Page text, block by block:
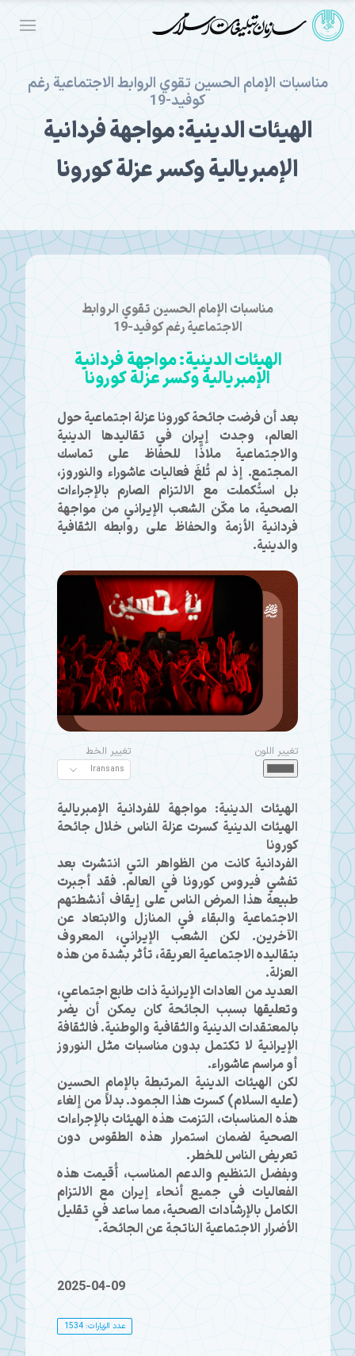
مناسبات الإمام الحسين تقوي الروابط الاجتماعية رغم
كوفيد-19
الهيئات الدينية: مواجهة فردانية
الإمبريالية وكسر عزلة كورونا
مناسبات الإمام الحسين تقوي الروابط
الاجتماعية رغم كوفيد-19
الهيئات الدينية: مواجهة فردانية
الإمبريالية وكسر عزلة كورونا
بعد أن فرضت جائحة كورونا عزلة اجتماعية حول
العالم، وجدت إيران في تقاليدها الدينية
والاجتماعية ملاذًا للحفاظ على تماسك
المجتمع. إذ لم تُلغَ فعاليات عاشوراء والنوروز،
بل استُكملت مع الالتزام الصارم بالإجراءات
الصحية، ما مكّن الشعب الإيراني من مواجهة
فردانية الأزمة والحفاظ على روابطه الثقافية
والدينية.
تغيير اللون تغيير الخط
الهيئات الدينية: مواجهة للفردانية الإمبريالية
الهيئات الدينية كسرت عزلة الناس خلال جائحة
كورونا
الفردانية كانت من الظواهر التي انتشرت بعد
تفشي فيروس كورونا في العالم. فقد أجبرت
طبيعة هذا المرض الناس على إيقاف أنشطتهم
الاجتماعية والبقاء في المنازل والابتعاد عن
الآخرين. لكن الشعب الإيراني، المعروف
بتقاليده الاجتماعية العريقة، تأثر بشدة من هذه
العزلة.
العديد من العادات الإيرانية ذات طابع اجتماعي،
وتعليقها بسبب الجائحة كان يمكن أن يضر
بالمعتقدات الدينية والثقافية والوطنية. فالثقافة
الإيرانية لا تكتمل بدون مناسبات مثل النوروز
أو مراسم عاشوراء.
لكن الهيئات الدينية المرتبطة بالإمام الحسين
(عليه السلام) كسرت هذا الجمود. بدلاً من إلغاء
هذه المناسبات، التزمت هذه الهيئات بالإجراءات
الصحية لضمان استمرار هذه الطقوس دون
تعريض الناس للخطر.
وبفضل التنظيم والدعم المناسب، أُقيمت هذه
الفعاليات في جميع أنحاء إيران مع الالتزام
الكامل بالإرشادات الصحية، مما ساعد في تقليل
الأضرار الاجتماعية الناتجة عن الجائحة.
2025-04-09
عدد الزيارات: 1534